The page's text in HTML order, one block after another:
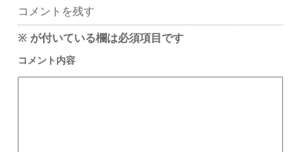
コメントを残す
※ が付いている欄は必須項目です